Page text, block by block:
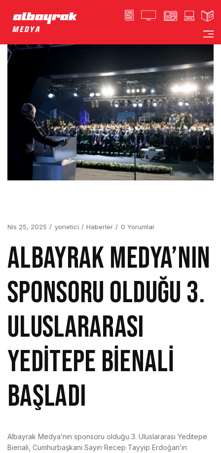
Nis 25, 2025 yonetici Haberler 0 Yorumlar
ALBAYRAK MEDYA’NIN
SPONSORU OLDUĞU 3.
ULUSLARARASI
YEDİTEPE BİENALİ
BAŞLADI
Albayrak Medya’nın sponsoru olduğu 3. Uluslararası Yeditepe
Bienali, Cumhurbaşkanı Sayın Recep Tayyip Erdoğan’ın